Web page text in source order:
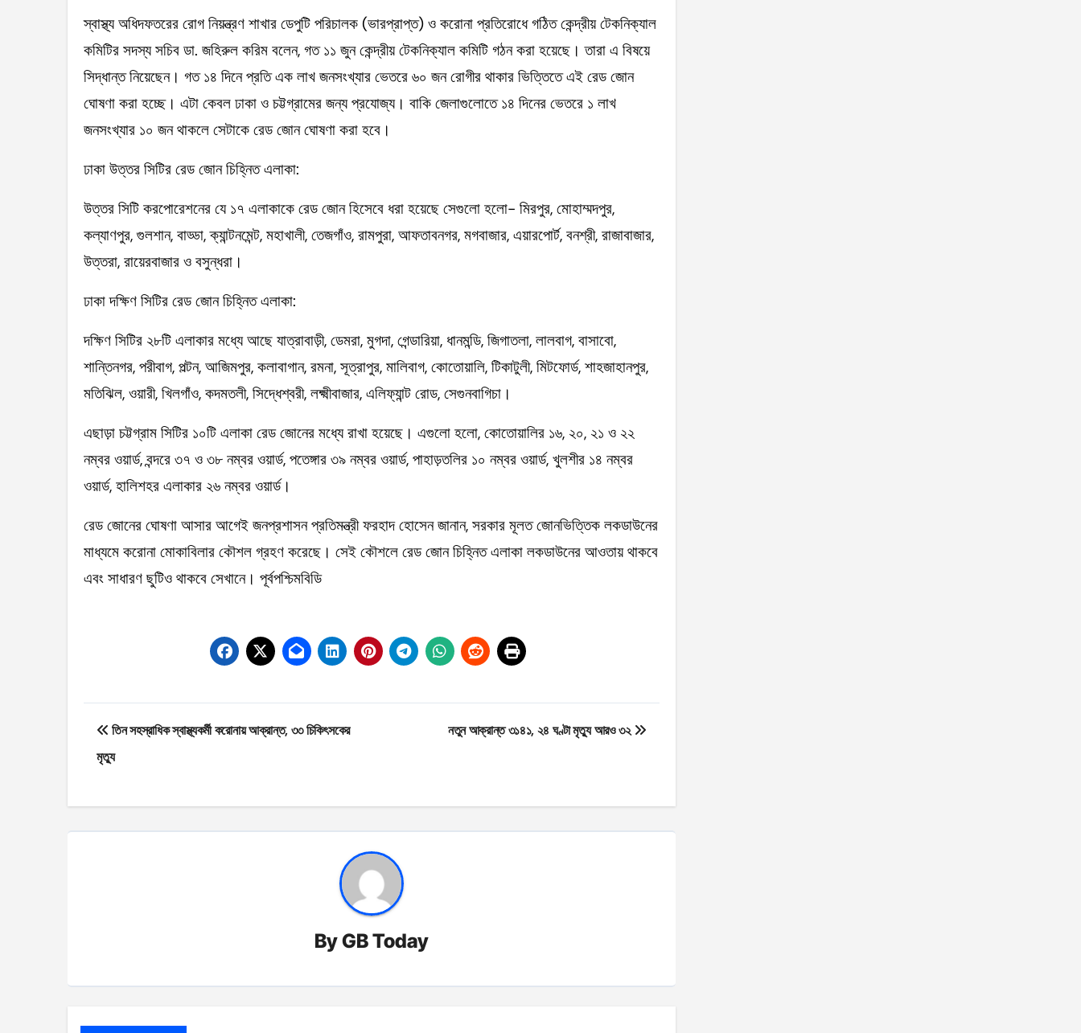
স্বাস্থ্য অধিদফতরের রোগ নিয়ন্ত্রণ শাখার ডেপুটি পরিচালক (ভারপ্রাপ্ত) ও করোনা প্রতিরোধে গঠিত কেন্দ্রীয় টেকনিক্যাল
কমিটির সদস্য সচিব ডা. জহিরুল করিম বলেন, গত ১১ জুন কেন্দ্রীয় টেকনিক্যাল কমিটি গঠন করা হয়েছে। তারা এ বিষয়ে
সিদ্ধান্ত নিয়েছেন। গত ১৪ দিনে প্রতি এক লাখ জনসংখ্যার ভেতরে ৬০ জন রোগীর থাকার ভিত্তিতে এই রেড জোন
ঘোষণা করা হচ্ছে। এটা কেবল ঢাকা ও চট্টগ্রামের জন্য প্রযোজ্য। বাকি জেলাগুলোতে ১৪ দিনের ভেতরে ১ লাখ
জনসংখ্যার ১০ জন থাকলে সেটাকে রেড জোন ঘোষণা করা হবে।
ঢাকা উত্তর সিটির রেড জোন চিহ্নিত এলাকা:
উত্তর সিটি করপোরেশনের যে ১৭ এলাকাকে রেড জোন হিসেবে ধরা হয়েছে সেগুলো হলো- মিরপুর, মোহাম্মদপুর,
কল্যাণপুর, গুলশান, বাড্ডা, ক্যান্টনমেন্ট, মহাখালী, তেজগাঁও, রামপুরা, আফতাবনগর, মগবাজার, এয়ারপোর্ট, বনশ্রী, রাজাবাজার,
উত্তরা, রায়েরবাজার ও বসুন্ধরা।
ঢাকা দক্ষিণ সিটির রেড জোন চিহ্নিত এলাকা:
দক্ষিণ সিটির ২৮টি এলাকার মধ্যে আছে যাত্রাবাড়ী, ডেমরা, মুগদা, গেন্ডারিয়া, ধানমন্ডি, জিগাতলা, লালবাগ, বাসাবো,
শান্তিনগর, পরীবাগ, পল্টন, আজিমপুর, কলাবাগান, রমনা, সূত্রাপুর, মালিবাগ, কোতোয়ালি, টিকাটুলী, মিটফোর্ড, শাহজাহানপুর,
মতিঝিল, ওয়ারী, খিলগাঁও, কদমতলী, সিদ্ধেশ্বরী, লক্ষ্মীবাজার, এলিফ্যান্ট রোড, সেগুনবাগিচা।
এছাড়া চট্টগ্রাম সিটির ১০টি এলাকা রেড জোনের মধ্যে রাখা হয়েছে। এগুলো হলো, কোতোয়ালির ১৬, ২০, ২১ ও ২২
নম্বর ওয়ার্ড, বন্দরে ৩৭ ও ৩৮ নম্বর ওয়ার্ড, পতেঙ্গার ৩৯ নম্বর ওয়ার্ড, পাহাড়তলির ১০ নম্বর ওয়ার্ড, খুলশীর ১৪ নম্বর
ওয়ার্ড, হালিশহর এলাকার ২৬ নম্বর ওয়ার্ড।
রেড জোনের ঘোষণা আসার আগেই জনপ্রশাসন প্রতিমন্ত্রী ফরহাদ হোসেন জানান, সরকার মূলত জোনভিত্তিক লকডাউনের
মাধ্যমে করোনা মোকাবিলার কৌশল গ্রহণ করেছে। সেই কৌশলে রেড জোন চিহ্নিত এলাকা লকডাউনের আওতায় থাকবে
এবং সাধারণ ছুটিও থাকবে সেখানে। পূর্বপশ্চিমবিডি
Post
navigation
তিন সহস্রাধিক স্বাস্থ্যকর্মী করোনায় আক্রান্ত, ৩৩ চিকিৎসকের
মৃত্যু
নতুন আক্রান্ত ৩১৪১, ২৪ ঘণ্টা মৃত্যু আরও ৩২
ByGB Today